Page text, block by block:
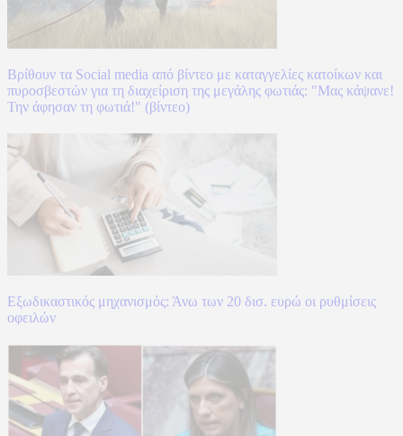
Βρίθουν τα Social media από βίντεο με καταγγελίες κατοίκων και
πυροσβεστών για τη διαχείριση της μεγάλης φωτιάς: "Μας κάψανε!
Την άφησαν τη φωτιά!" (βίντεο)
Εξωδικαστικός μηχανισμός: Άνω των 20 δισ. ευρώ οι ρυθμίσεις
οφειλών